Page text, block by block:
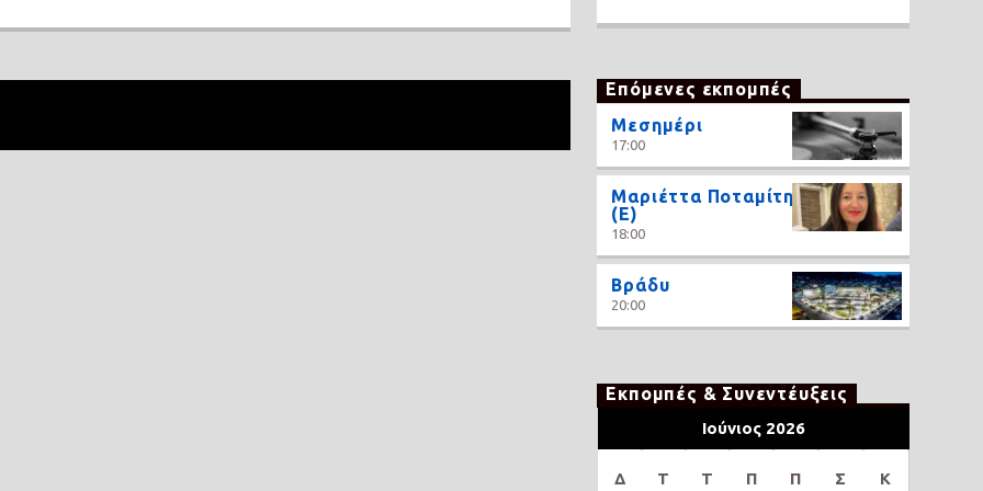
Επόμενες εκπομπές
Μεσημέρι
17:00
Μαριέττα Ποταμίτη
(Ε)
18:00
Βράδυ
20:00
Εκπομπές & Συνεντέυξεις
Ιούνιος 2026
Δ Τ Τ Π Π Σ Κ